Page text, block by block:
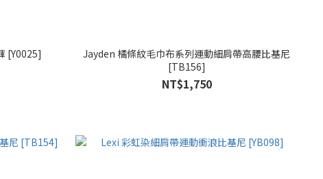
[Y0025]
Jayden 橘條紋毛巾布系列運動細肩帶高腰比基尼
[TB156]
NT$1,750